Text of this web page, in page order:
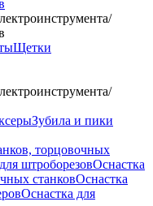
/
Щетки
/
Зубила и пики
торцовочных
штроборезовОснастка
станковОснастка
Оснастка для